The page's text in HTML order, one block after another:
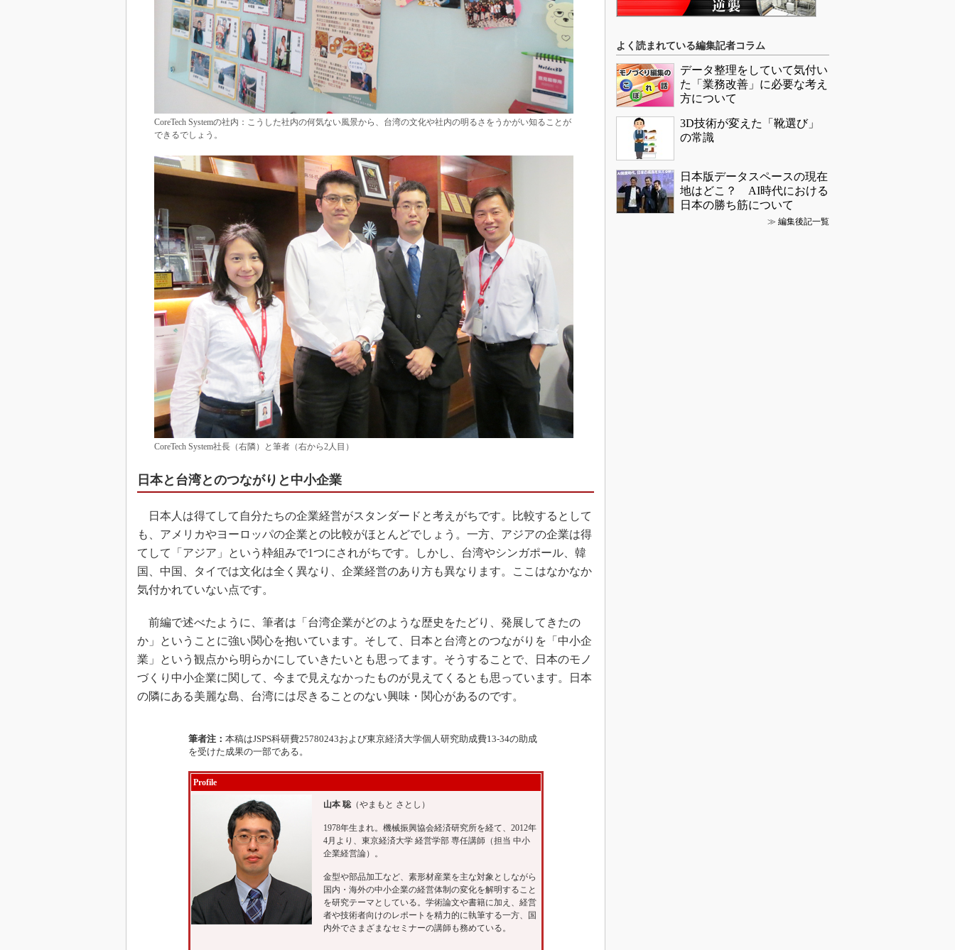
CoreTech Systemの社内：こうした社内の何気ない風景から、台湾の文化や社内の明るさをうかがい知ることが
できるでしょう。
CoreTech System社長（右隣）と筆者（右から2人目）
日本と台湾とのつながりと中小企業
日本人は得てして自分たちの企業経営がスタンダードと考えがちです。比較するとして
も、アメリカやヨーロッパの企業との比較がほとんどでしょう。一方、アジアの企業は得
てして「アジア」という枠組みで1つにされがちです。しかし、台湾やシンガポール、韓
国、中国、タイでは文化は全く異なり、企業経営のあり方も異なります。ここはなかなか
気付かれていない点です。
前編で述べたように、筆者は「台湾企業がどのような歴史をたどり、発展してきたの
か」ということに強い関心を抱いています。そして、日本と台湾とのつながりを「中小企
業」という観点から明らかにしていきたいとも思ってます。そうすることで、日本のモノ
づくり中小企業に関して、今まで見えなかったものが見えてくるとも思っています。日本
の隣にある美麗な島、台湾には尽きることのない興味・関心があるのです。
筆者注： 本稿はJSPS科研費25780243および東京経済大学個人研究助成費13-34の助成
を受けた成果の一部である。
Profile
山本 聡（やまもと さとし）
1978年生まれ。機械振興協会経済研究所を経て、2012年
4月より、東京経済大学 経営学部 専任講師（担当 中小
企業経営論）。
金型や部品加工など、素形材産業を主な対象としながら
国内・海外の中小企業の経営体制の変化を解明すること
を研究テーマとしている。学術論文や書籍に加え、経営
者や技術者向けのレポートを精力的に執筆する一方、国
内外でさまざまなセミナーの講師も務めている。
よく読まれている編集記者コラム
データ整理をしていて気付い
た「業務改善」に必要な考え
方について
3D技術が変えた「靴選び」
の常識
日本版データスペースの現在
地はどこ？ AI時代における
日本の勝ち筋について
≫ 編集後記一覧